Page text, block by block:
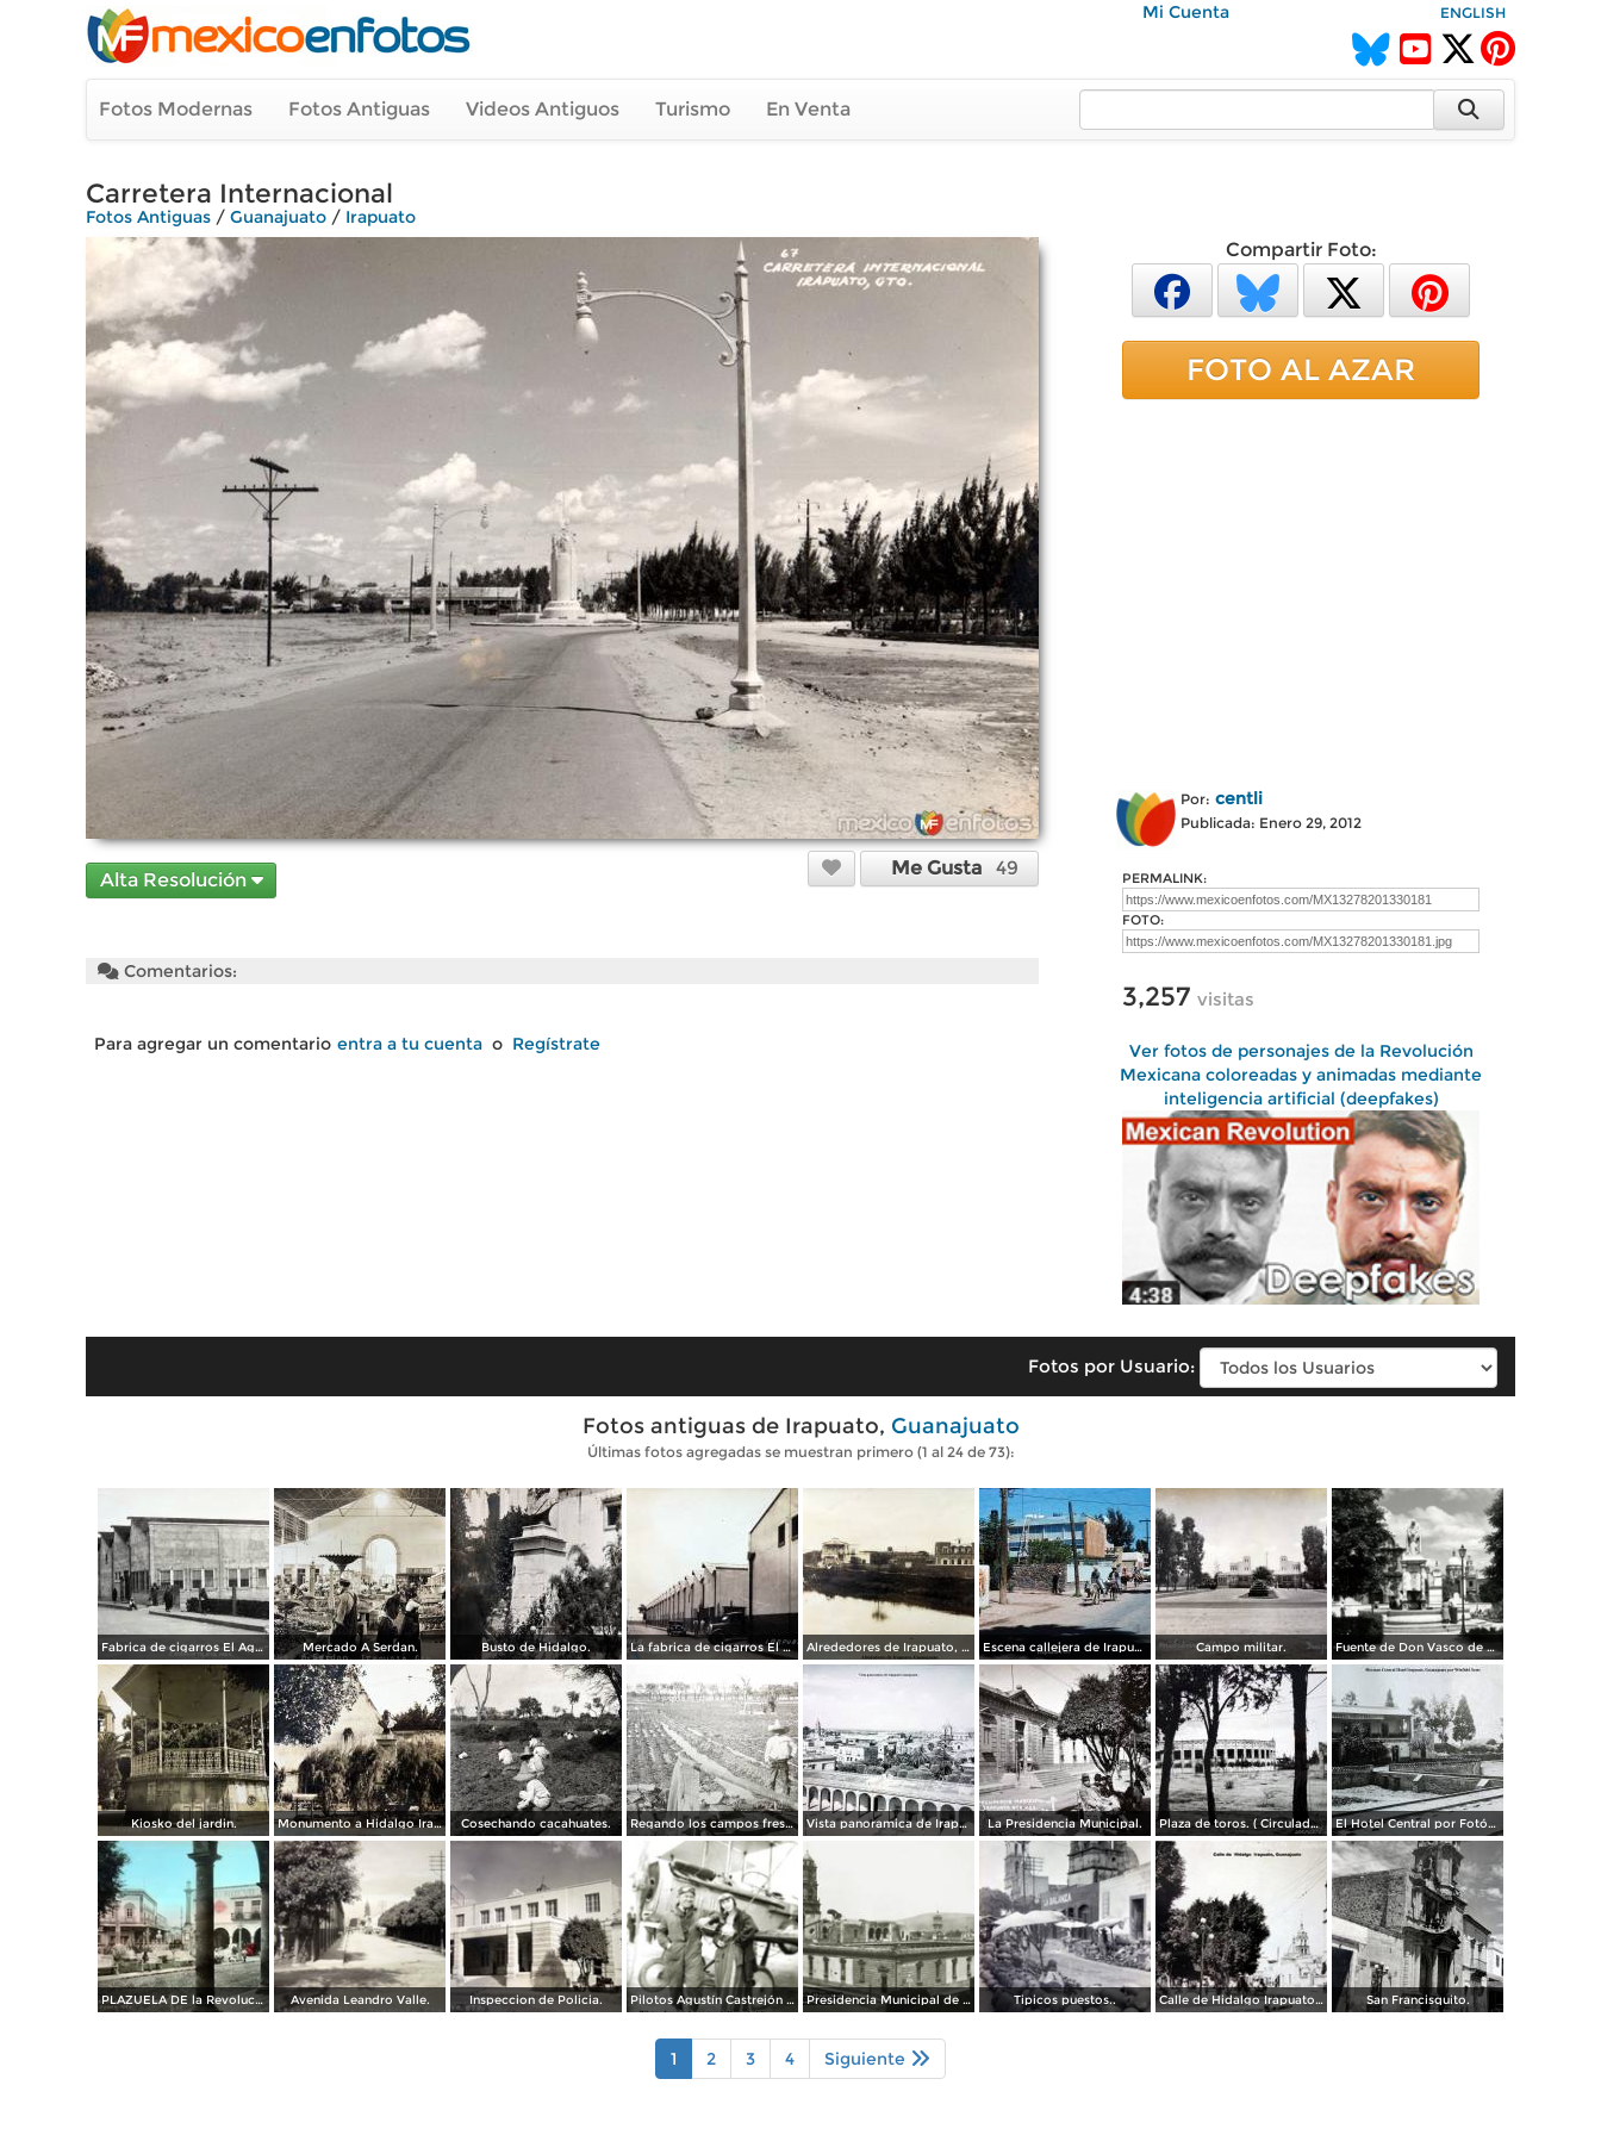
Mi Cuenta ENGLISH
Fotos Modernas Fotos Antiguas Videos Antiguos Turismo En Venta
Carretera Internacional
Fotos Antiguas / Guanajuato / Irapuato
Alta Resolución
Me Gusta 49
Comentarios:
Para agregar un comentario entra a tu cuenta o Regístrate
Compartir Foto:
FOTO AL AZAR
Por: centli
Publicada: Enero 29, 2012
PERMALINK:
FOTO:
3,257 visitas
Ver fotos de personajes de la Revolución
Mexicana coloreadas y animadas mediante
inteligencia artificial (deepfakes)
Fotos por Usuario:
Fotos antiguas de Irapuato, Guanajuato
Últimas fotos agregadas se muestran primero (1 al 24 de 73):
Fabrica de cigarros El Aguila. Mercado A Serdan. Busto de Hidalgo. La fabrica de cigarros El Aguila. Alrededores de Irapuato, Guanajuato. Escena callejera de Irapuato 1959 . Campo militar. Fuente de Don Vasco de Quiroga
Kiosko del jardin. Monumento a Hidalgo Irapuato, Guanajuato. ( Circulada el 3 de Abril de 1926 ). Cosechando cacahuates. Regando los campos freseros ( Fechada en 1927 ). Vista panoramica de Irapuato Guanajuato. La Presidencia Municipal. Plaza de toros. ( Circulada el 29 de Enero de 1950 ) . El Hotel Central por Fotógrafo Winfield Scott.
PLAZUELA DE la Revolucion. Avenida Leandro Valle. Inspeccion de Policia. Pilotos Agustín Castrejón & María Cedillo, Guerra Cristera, Irapuato 1928 Presidencia Municipal de Irapuato 1929 Tipicos puestos.. Calle de Hidalgo Irapuato, Guanajuato ( Circulada el 27 de Febrero de 1926 ). San Francisquito.
1 2 3 4 Siguiente